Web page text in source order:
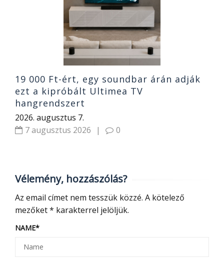
19 000 Ft-ért, egy soundbar árán adják
ezt a kipróbált Ultimea TV
hangrendszert
2026. augusztus 7.
7 augusztus 2026
| 0
Vélemény, hozzászólás?
Az email címet nem tesszük közzé. A kötelező
mezőket* karakterrel jelöljük.
NAME*